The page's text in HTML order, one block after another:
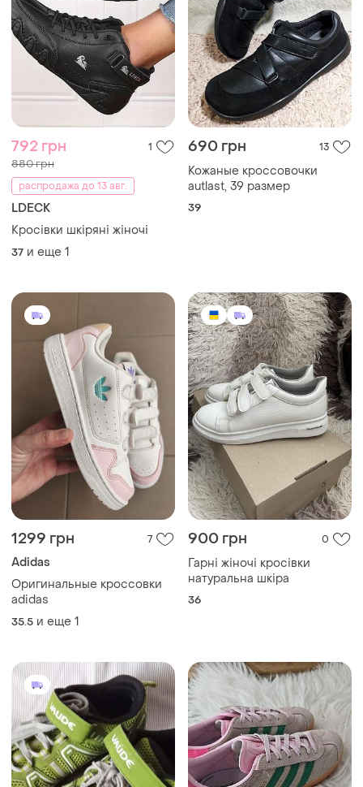
792 грн 1
880 грн
распродажа до 13 авг.
LDECK
Кросівки шкіряні жіночі
37 и еще 1
690 грн 13
Кожаные кроссовочки
autlast, 39 размер
39
1299 грн 7
Adidas
Оригинальные кроссовки
adidas
35.5 и еще 1
900 грн 0
Гарні жіночі кросівки
натуральна шкіра
36